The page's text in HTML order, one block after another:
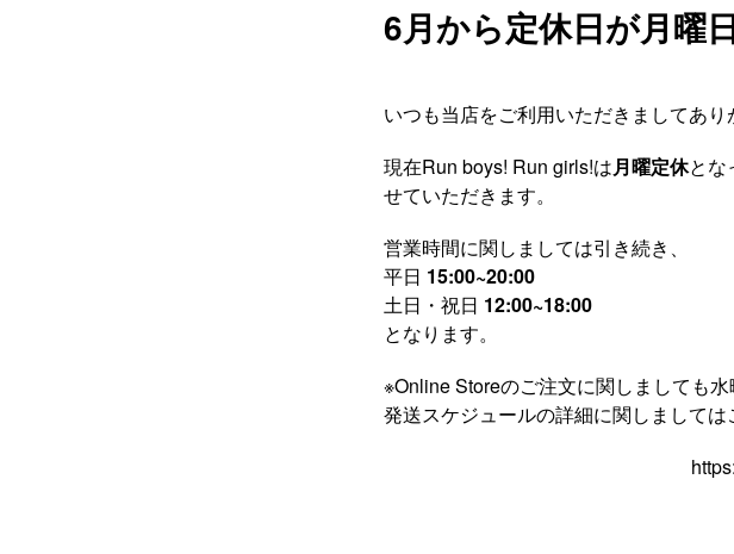
6月から定休日が月曜
いつも当店をご利用いただきましてあり
現在Run boys! Run girls!は月曜定休とな
せていただきます。
営業時間に関しましては引き続き、
平日 15:00~20:00
土日・祝日 12:00~18:00
となります。
※Online Storeのご注文に関しましても水
発送スケジュールの詳細に関しまして